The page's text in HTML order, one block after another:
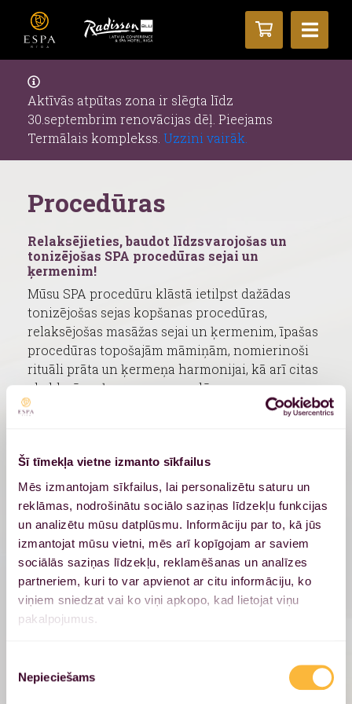
Šī tīmekļa vietne izmanto sīkfailus
Mēs izmantojam sīkfailus, lai personalizētu saturu un
reklāmas, nodrošinātu sociālo saziņas līdzekļu funkcijas
un analizētu mūsu datplūsmu. Informāciju par to, kā jūs
izmantojat mūsu vietni, mēs arī kopīgojam ar saviem
sociālās saziņas līdzekļu, reklamēšanas un analīzes
partneriem, kuri to var apvienot ar citu informāciju, ko
viņiem sniedzat vai ko viņi apkopo, kad lietojat viņu
pakalpojumus.
izvēle
Nepieciešams
Aktīvās atpūtas zona ir slēgta līdz
30.septembrim renovācijas dēļ. Pieejams
Termālais komplekss. Uzzini vairāk.
Procedūras
Relaksējieties, baudot līdzsvarojošas un
tonizējošas SPA procedūras sejai un
ķermenim!
Mūsu SPA procedūru klāstā ietilpst dažādas
tonizējošas sejas kopšanas procedūras,
relaksējošas masāžas sejai un ķermenim, īpašas
procedūras topošajām māmiņām, nomierinoši
rituāli prāta un ķermeņa harmonijai, kā arī citas
ekskluzīvas ķermeņa procedūras.
Ņemot vērā Latvijas klimatu un laikapstākļus,
iespējams baudīt tikai ESPA Rīga SPA centrā. SPA
starptautiskajiem ESPA standartiem, apvienojot
gan senās, gan mūsdienu dziedniecības un
relaksācijas tehnikas un zināšanas.
Iepazīstieties ar mūsu SPA procedūru cenām,
lejuplādējot ESPA Rīga brošūru!
Lejupielādēt ESPA Rīga brošūru.
ierasties 60 minūtes pirms rezervētā laika, lai
izbaudītu pilnvērtīgu atpūtu un izsmalcinātu